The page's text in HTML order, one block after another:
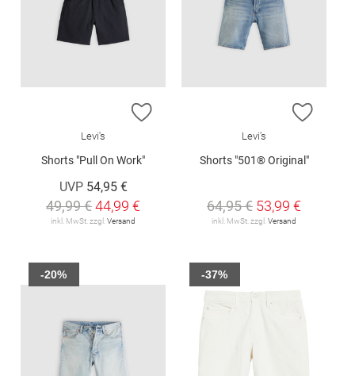
ZUR WUNSCHLISTE HINZUFÜGEN
Levi's
Shorts "Pull On Work"
UVP 54,95 €
49,99 €44,99 €
inkl. MwSt. zzgl. Versand
ZUR
Levi's
Shorts "501® Original"
64,95 € 53,99 €
inkl. MwSt. zzgl. Versand
-20% -37%